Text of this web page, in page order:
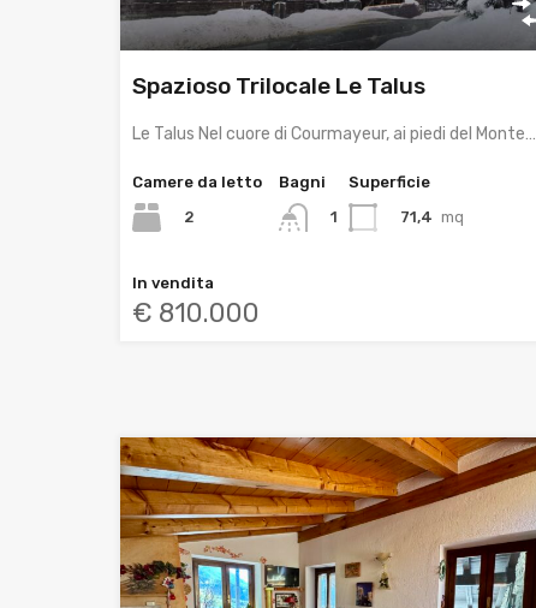
Spazioso Trilocale Le Talus
Le Talus Nel cuore di Courmayeur, ai piedi del Monte…
Camere da letto
2
Bagni
1
Superficie
71,4 mq
In vendita
€ 810.000